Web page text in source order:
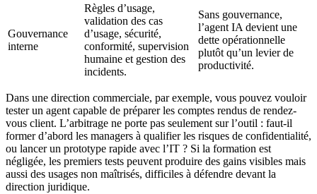
Gouvernance
interne
Règles d’usage,
validation des cas
d’usage, sécurité,
conformité, supervision
humaine et gestion des
incidents.
Sans gouvernance,
l’agent IA devient une
dette opérationnelle
plutôt qu’un levier de
productivité.
Dans une direction commerciale, par exemple, vous pouvez vouloir
tester un agent capable de préparer les comptes rendus de rendez-
vous client. L’arbitrage ne porte pas seulement sur l’outil : faut-il
former d’abord les managers à qualifier les risques de confidentialité,
ou lancer un prototype rapide avec l’IT ? Si la formation est
négligée, les premiers tests peuvent produire des gains visibles mais
aussi des usages non maîtrisés, difficiles à défendre devant la
direction juridique.